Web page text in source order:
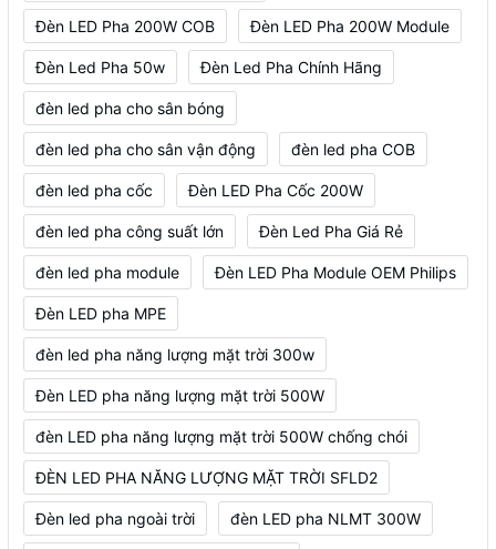
Đèn LED Pha 200W COB Đèn LED Pha 200W Module
Đèn Led Pha 50w Đèn Led Pha Chính Hãng
đèn led pha cho sân bóng
đèn led pha cho sân vận động đèn led pha COB
đèn led pha cốc Đèn LED Pha Cốc 200W
đèn led pha công suất lớn Đèn Led Pha Giá Rẻ
đèn led pha module Đèn LED Pha Module OEM Philips
Đèn LED pha MPE
đèn led pha năng lượng mặt trời 300w
Đèn LED pha năng lượng mặt trời 500W
đèn LED pha năng lượng mặt trời 500W chống chói
ĐÈN LED PHA NĂNG LƯỢNG MẶT TRỜI SFLD2
Đèn led pha ngoài trời đèn LED pha NLMT 300W